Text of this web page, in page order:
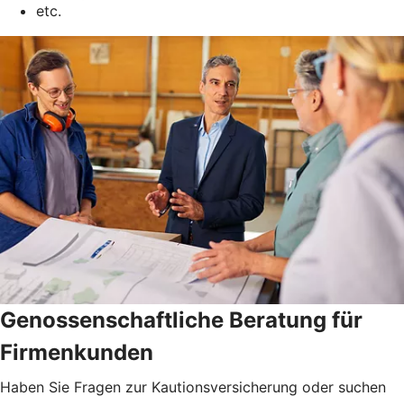
etc.
Genossenschaftliche Beratung für
Firmenkunden
Haben Sie Fragen zur Kautionsversicherung oder suchen